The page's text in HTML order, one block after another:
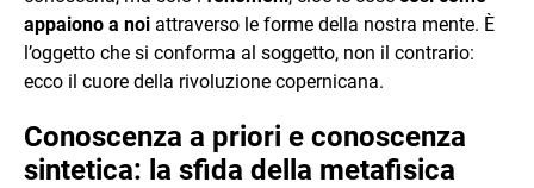
appaiono a noi attraverso le forme della nostra mente. È
l’oggetto che si conforma al soggetto, non il contrario:
ecco il cuore della rivoluzione copernicana.
Conoscenza a priori e conoscenza
sintetica: la sfida della metafisica